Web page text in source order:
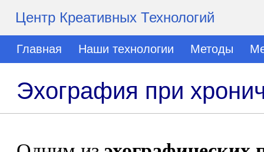
Центр Креативных Технологий
Главная Наши технологии Методы
Эхография при